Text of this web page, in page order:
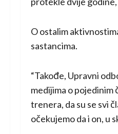
O ostalim
sastancima.
“Takođe, Upravni
medijima o pojedinim
trenera, da su se svi
očekujemo da i on, u